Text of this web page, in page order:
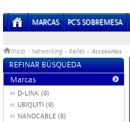
MARCAS PC'S SOBREMESA
Inicio > Networking» Redes » Accesorios
REFINAR BÚSQUEDA
Marcas
D-LINK (9)
UBIQUITI (9)
NANOCABLE (8)